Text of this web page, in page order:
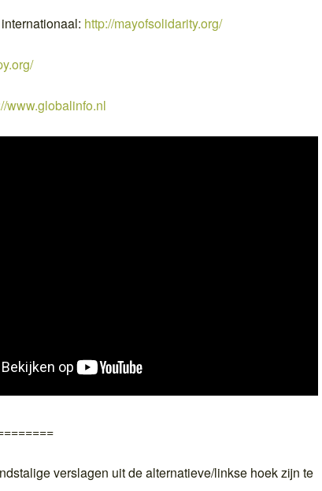
http://mayofsolidarity.org/
www.globalinfo.nl
verslagen uit de alternatieve/linkse hoek zijn te